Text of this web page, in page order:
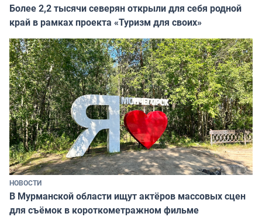
Более 2,2 тысячи северян открыли для себя родной
край в рамках проекта «Туризм для своих»
НОВОСТИ
В Мурманской области ищут актёров массовых сцен
для съёмок в короткометражном фильме